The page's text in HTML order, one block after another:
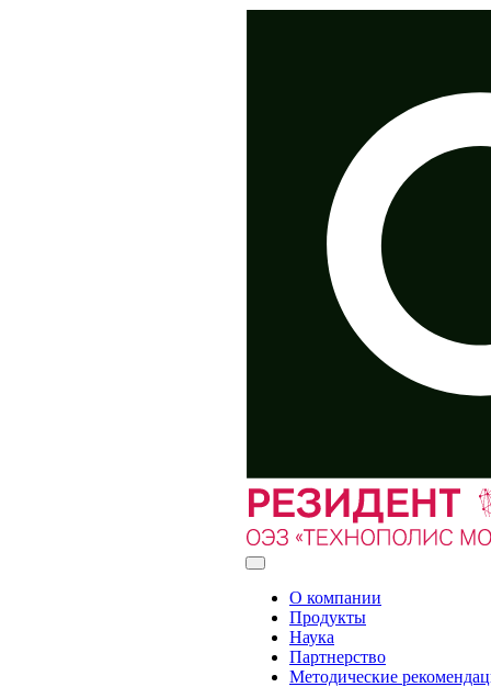
О компании
Продукты
Наука
Партнерство
Методические